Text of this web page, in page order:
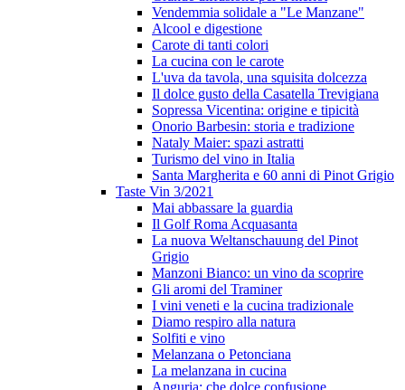
Vendemmia solidale a "Le Manzane"
Alcool e digestione
Carote di tanti colori
La cucina con le carote
L'uva da tavola, una squisita dolcezza
Il dolce gusto della Casatella Trevigiana
Sopressa Vicentina: origine e tipicità
Onorio Barbesin: storia e tradizione
Nataly Maier: spazi astratti
Turismo del vino in Italia
Santa Margherita e 60 anni di Pinot Grigio
Taste Vin 3/2021
Mai abbassare la guardia
Il Golf Roma Acquasanta
La nuova Weltanschauung del Pinot
Grigio
Manzoni Bianco: un vino da scoprire
Gli aromi del Traminer
I vini veneti e la cucina tradizionale
Diamo respiro alla natura
Solfiti e vino
Melanzana o Petonciana
La melanzana in cucina
Anguria: che dolce confusione